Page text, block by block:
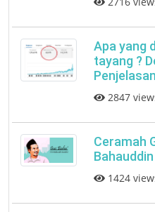
Apa yang
tayang ?
2847
Ceramah
1424